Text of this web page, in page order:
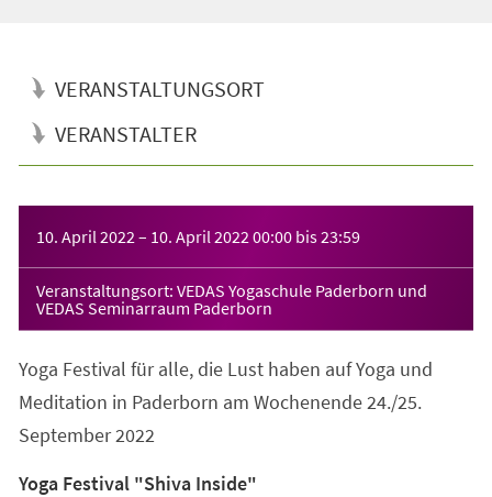
VERANSTALTUNGSORT
VERANSTALTER
10. April 2022 – 10. April 2022 00:00 bis23:59
Veranstaltungsort: VEDAS Yogaschule Paderborn und
VEDAS Seminarraum Paderborn
Yoga Festival für alle, die Lust haben auf Yoga und
Meditation in Paderborn am Wochenende 24./25.
September 2022
Yoga Festival "Shiva Inside"